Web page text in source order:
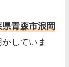
めた！
！家族構
県青森市浪岡
していま